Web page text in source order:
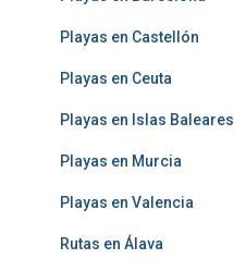
Playas en Castellón
Playas en Ceuta
Playas en Islas Baleares
Playas en Murcia
Playas en Valencia
Rutas en Álava